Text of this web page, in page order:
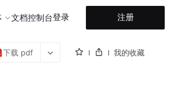
文档控制台登录 注册
下载 pdf 我的收藏